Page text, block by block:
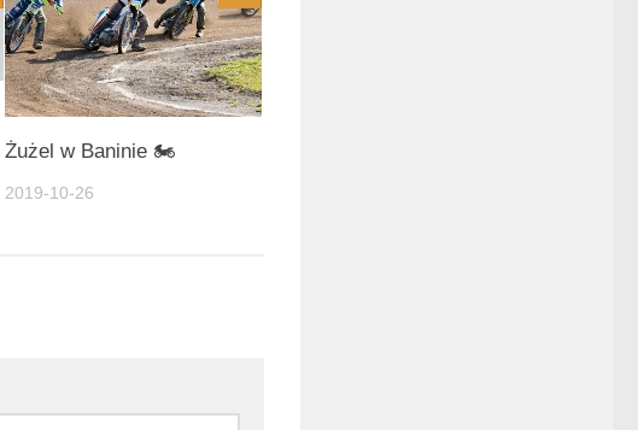
Żużel w Baninie 🏍
2019-10-26